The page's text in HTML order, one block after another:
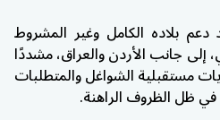
بلاده الكامل وغير المشروط
، إلى جانبالأردنوالعراق، مشددًا
مستقبلية الشواغل والمتطلبات
في ظل الظروف الراهنة.